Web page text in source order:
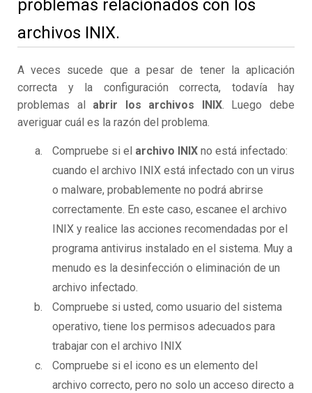
problemas relacionados con los
archivos INIX.
A veces sucede que a pesar de tener la aplicación
correcta y la configuración correcta, todavía hay
problemas al abrir los archivos INIX. Luego debe
averiguar cuál es la razón del problema.
Compruebe si el archivo INIX no está infectado:
cuando el archivo INIX está infectado con un virus
o malware, probablemente no podrá abrirse
correctamente. En este caso, escanee el archivo
INIX y realice las acciones recomendadas por el
programa antivirus instalado en el sistema. Muy a
menudo es la desinfección o eliminación de un
archivo infectado.
Compruebe si usted, como usuario del sistema
operativo, tiene los permisos adecuados para
trabajar con el archivo INIX
Compruebe si el icono es un elemento del
archivo correcto, pero no solo un acceso directo a